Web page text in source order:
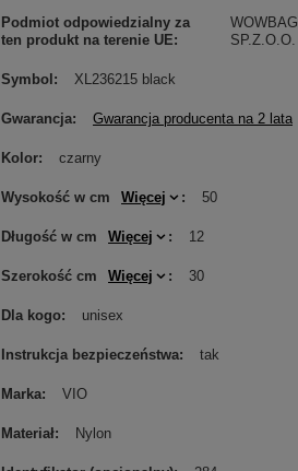
Podmiot odpowiedzialny za
ten produkt na terenie UE
WOWBAG
SP.Z.O.O.
Symbol XL236215 black
Gwarancja Gwarancja producenta na 2 lata
Kolor czarny
Wysokość w cm Więcej 50
Długość w cm Więcej 12
Szerokość cm Więcej 30
Dla kogo unisex
Instrukcja bezpieczeństwa tak
Marka VIO
Materiał Nylon